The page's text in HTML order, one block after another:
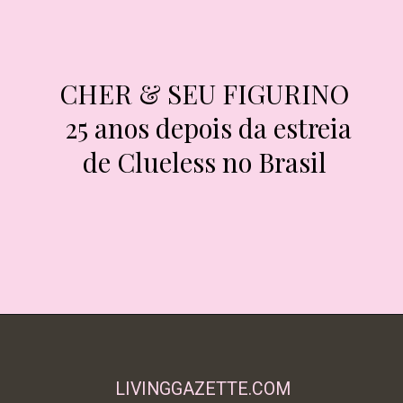
CHER & SEU FIGURINO
25 anos depois da estreia
de Clueless no Brasil
CHER & SEU FIGURINO
25 anos depois da estreia
de Clueless no Brasil
LIVINGGAZETTE.COM